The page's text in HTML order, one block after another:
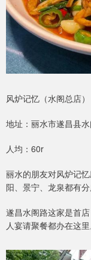
风炉记忆（水阁总店）
地址：丽水市遂昌县
人均：60r
丽水的朋友对风炉记
阳、景宁、龙泉都有分
遂昌水阁路这家是首
人宴请聚餐都办在这里